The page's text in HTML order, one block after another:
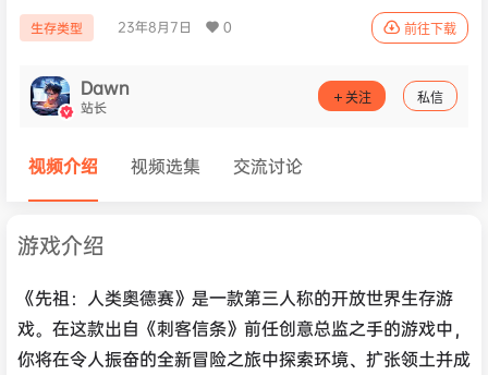
生存类型 23年8月7日 0 前往下载
Dawn
站长 关注 私信
视频介绍 视频选集 交流讨论
游戏介绍
《先祖：人类奥德赛》是一款第三人称的开放世界生存游
戏。在这款出自《刺客信条》前任创意总监之手的游戏中，
你将在令人振奋的全新冒险之旅中探索环境、扩张领土并成